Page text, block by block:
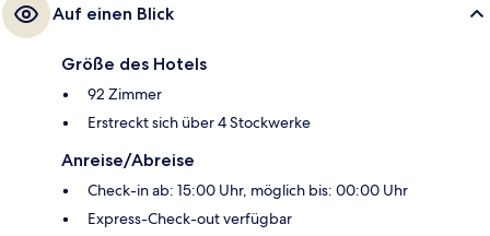
Auf einen Blick
Größe des Hotels
92 Zimmer
Erstreckt sich über 4 Stockwerke
Anreise/Abreise
Check-in ab: 15:00 Uhr, möglich bis: 00:00 Uhr
Express-Check-out verfügbar